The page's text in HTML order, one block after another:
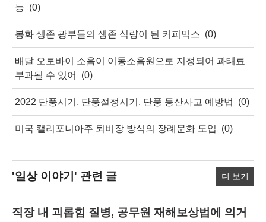
능 (0)
봉화 생존 광부들의 생존 식량이 된 커피믹스 (0)
배달 오토바이 소음이 이동소음원으로 지정되어 과태료
부과될 수 있어
(0)
2022 단풍시기, 단풍절정시기, 단풍 등산사고 예방법 (0)
미국 캘리포니아주 퇴비장 방식의 장례문화 도입 (0)
'일상 이야기' 관련 글 더 보기
직장 내 괴롭힘 질병, 공무원 재해보상법에 의거